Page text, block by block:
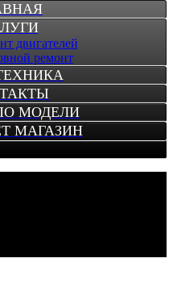
двигателей
ремонт
МОДЕЛИ
МАГАЗИН